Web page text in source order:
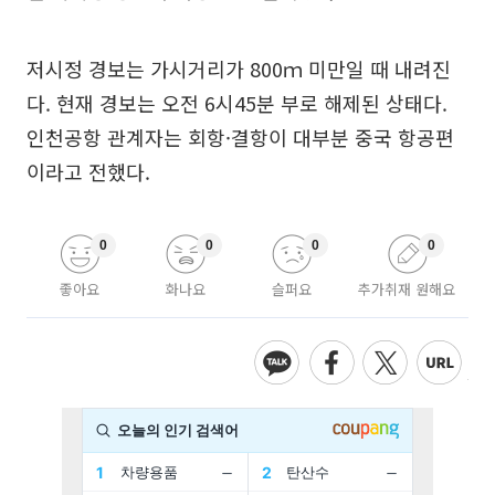
저시정 경보는 가시거리가 800ｍ 미만일 때 내려진
다. 현재 경보는 오전 6시45분 부로 해제된 상태다.
인천공항 관계자는 회항·결항이 대부분 중국 항공편
이라고 전했다.
좋아요
0
화나요
0
슬퍼요
0
추가취재 원해요
0